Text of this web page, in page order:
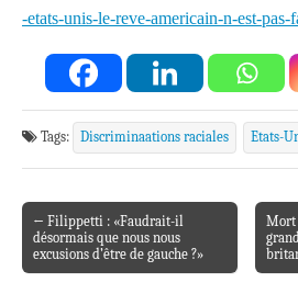
-etats-unis-le-reve-americain-n-est-
Tags: Discriminaations raciales Etats-
Post navigation
← Filippetti : «Faudrait-il
désormais que nous nous
excusions d’être de gauche ?»
Mort